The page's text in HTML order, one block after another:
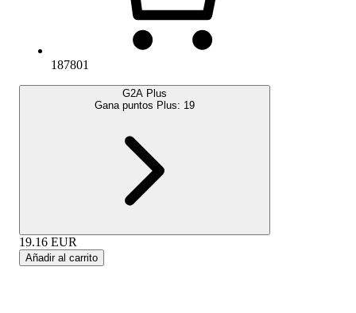
187801
G2A Plus
Gana puntos Plus: 19
19.16 EUR
Añadir al carrito